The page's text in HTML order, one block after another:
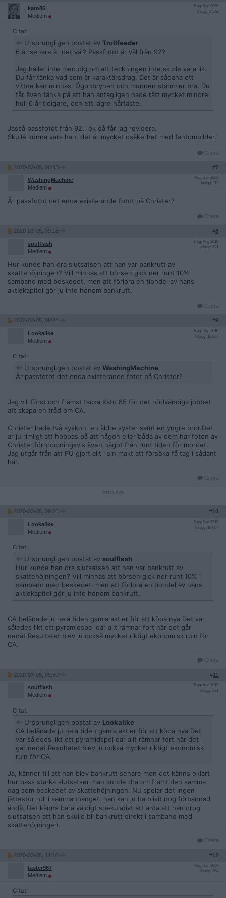
kato85
Medlem
Reg: Sep 2005
Inlägg: 9 548
Citat:
Ursprungligen postat av Trollfeeder
6 år senare är det väl? Passfotot är väl från 92?
Jag håller inte med dig om att teckningen inte skulle vara lik.
Du får tänka vad som är karaktärsdrag. Det är sådana ett
vittne kan minnas. Ögonbrynen och munnen stämmer bra. Du
får även tänka på att han antagligen hade rätt mycket mindre
hull 6 år tidigare, och ett lägre hårfäste.
Jasså passfotot från 92.. ok då får jag revidera.
Skulle kunna vara han, det är mycket osäkerhet med fantombilder.
Citera
2020-03-05, 06:43 #7
WashingMachine
Medlem
Reg: Jan 2009
Inlägg: 112
Är passfotot det enda existerande fotot på Christer?
Citera
2020-03-05, 09:18 #8
soulflash
Medlem
Reg: Aug 2010
Inlägg: 631
Hur kunde han dra slutsatsen att han var bankrutt av
skattehöjningen? Vill minnas att börsen gick ner runt 10% i
samband med beskedet, men att förlora en tiondel av hans
aktiekapitel gör ju inte honom bankrutt.
Citera
2020-03-05, 09:24 #9
Lookalike
Medlem
Reg: Sep 2010
Inlägg: 16 007
Citat:
Ursprungligen postat av WashingMachine
Är passfotot det enda existerande fotot på Christer?
Jag vill först och främst tacka Kato 85 för det nödvändiga jobbet
att skapa en tråd om CA.
Christer hade två syskon..en äldre syster samt en yngre bror.Det
är ju rimligt att hoppas på att någon eller båda av dem har foton av
Christer,förhoppningsvis även något från runt tiden för mordet.
Jag utgår från att PU gjort allt i sin makt att försöka få tag i sådant
här.
Citera
2020-03-05, 09:26 #10
Lookalike
Medlem
Reg: Sep 2010
Inlägg: 16 007
Citat:
Ursprungligen postat av soulflash
Hur kunde han dra slutsatsen att han var bankrutt av
skattehöjningen? Vill minnas att börsen gick ner runt 10% i
samband med beskedet, men att förlora en tiondel av hans
aktiekapitel gör ju inte honom bankrutt.
CA belånade ju hela tiden gamla aktier för att köpa nya.Det var
således likt ett pyramidspel där allt rämnar fort när det går
nedåt.Resultatet blev ju också mycket riktigt ekonomisk ruin för
CA.
Citera
2020-03-05, 09:59 #11
soulflash
Medlem
Reg: Aug 2010
Inlägg: 631
Citat:
Ursprungligen postat av Lookalike
CA belånade ju hela tiden gamla aktier för att köpa nya.Det
var således likt ett pyramidspel där allt rämnar fort när det
går nedåt.Resultatet blev ju också mycket riktigt ekonomisk
ruin för CA.
Ja, känner till att han blev bankrutt senare men det känns oklart
hur pass starka slutsatser man kunde dra om framtiden samma
dag som beskedet av skattehöjningen. Nu spelar det ingen
jättestor roll i sammanhanget, han kan ju ha blivit nog förbannad
ändå. Det känns bara väldigt spekulativt att anta att han drog
slutsatsen att han skulle bli bankrutt direkt i samband med
skattehöjningen.
Citera
2020-03-05, 11:10 #12
taster987
Medlem
Reg: Jan 2009
Inlägg: 264
Citat: